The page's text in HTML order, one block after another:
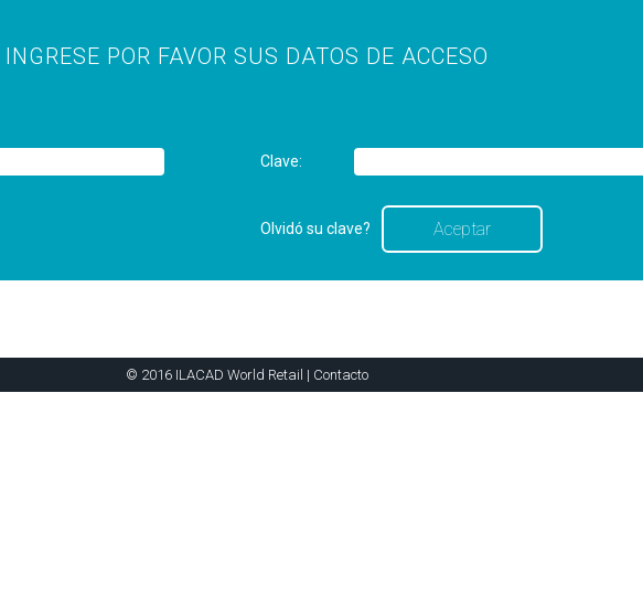
INGRESE POR FAVOR SUS DATOS DE ACCESO
Clave:
Olvidó su clave?
© 2016 ILACAD World Retail | Contacto